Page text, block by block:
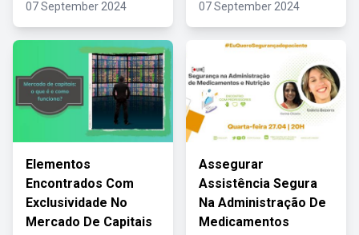
07 September 2024 07 September 2024
Elementos
Encontrados Com
Exclusividade No
Mercado De Capitais
Assegurar
Assistência Segura
Na Administração De
Medicamentos